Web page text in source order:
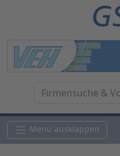
Menü ausklappen